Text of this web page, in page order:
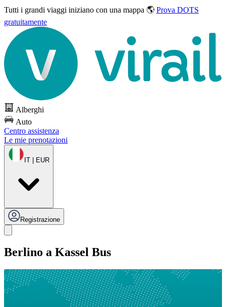
Tutti i grandi viaggi iniziano con una mappa 🌎 Prova DOTS
gratuitamente
Alberghi
Auto
Centro assistenza
Le mie prenotazioni
IT | EUR
Registrazione
Berlino a Kassel Bus